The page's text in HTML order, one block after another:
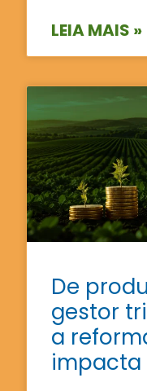
LEIA MAIS »
De
gestor
a
impacta